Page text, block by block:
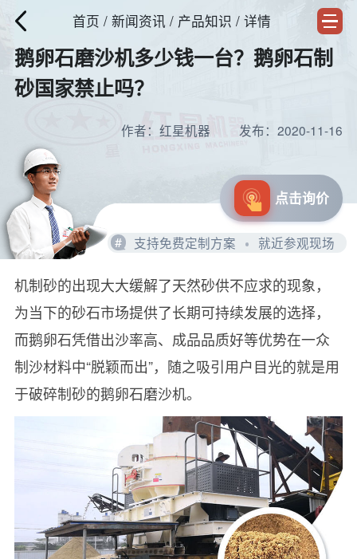
首页 / 新闻资讯 / 产品知识 / 详情
鹅卵石磨沙机多少钱一台？鹅卵石制
砂国家禁止吗？
作者：红星机器 发布：2020-11-16
点击询价
# 支持免费定制方案 就近参观现场
机制砂的出现大大缓解了天然砂供不应求的现象，
为当下的砂石市场提供了长期可持续发展的选择，
而鹅卵石凭借出沙率高、成品品质好等优势在一众
制沙材料中“脱颖而出”，随之吸引用户目光的就是用
于破碎制砂的鹅卵石磨沙机。